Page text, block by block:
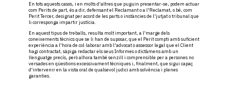
En tots aquests casos, i en molts d'altres que puguin presentar-se, podem actuar
com Perits de part, és a dir, defensant el Reclamant o a l'Reclamat, o bé, com
Perit Tercer, designat per acord de les parts o instàncies de l'jutjat o tribunal que
li corresponga impartir justícia.
En aquest tipus de treballs, resulta molt important, a l'marge dels
coneixements tècnics que se li han de suposar, que el Perit compti amb suficient
experiència a l'hora de col·laborar amb l'advocat o assessor legal que el Client
hagi contractat, sàpiga redactar els seus Informes o dictàmens amb un
llenguatge precís, però alhora també senzill i comprensible per a persones no
versades en qüestions excessivament tècniques i, finalment, que sigui capaç
d'intervenir en la vista oral de qualsevol judici amb solvència i plenes
garanties.